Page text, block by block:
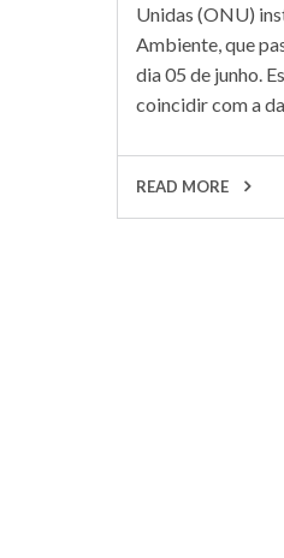
Unidas (ONU)
Ambiente, que
dia 05 de junho.
coincidir com a
READ MORE